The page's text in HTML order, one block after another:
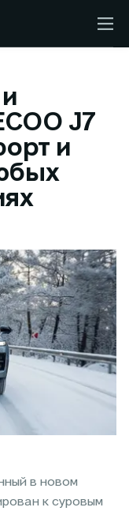
J7
и
в новом
к суровым